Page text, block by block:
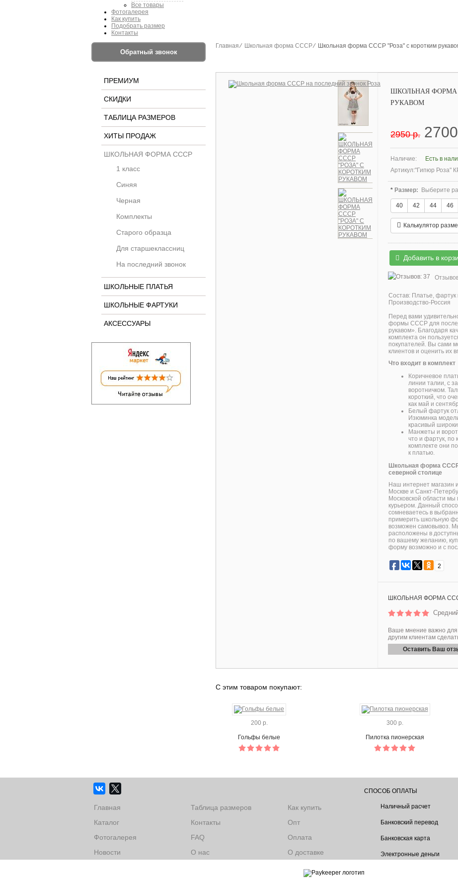
Все товары
Фотогалерея
Как купить
Подобрать размер
Контакты
Обратный звонок
ПРЕМИУМ
СКИДКИ
ТАБЛИЦА РАЗМЕРОВ
ХИТЫ ПРОДАЖ
ШКОЛЬНАЯ ФОРМА СССР
1 класс
Синяя
Черная
Комплекты
Старого образца
Для старшеклассниц
На последний звонок
ШКОЛЬНЫЕ ПЛАТЬЯ
ШКОЛЬНЫЕ ФАРТУКИ
АКСЕССУАРЫ
Главная⁄ Школьная форма СССР⁄ Школьная форма СССР "Роза" с коротким
ШКОЛЬНАЯ ФОРМА
РУКАВОМ
2950 р.
Наличие:
Есть в
Артикул:"Гипюр Роза"
* Размер: Выберите
40 42 44 46
Калькулятор
Добавить в
Состав: Платье,
Производство-Россия
Перед вами
формы СССР для
рукавом». Благодаря
комплекта он
покупателей. Вы сами
клиентов и оценить их
Что входит в комплект
Коричневое
линии талии, с
воротничком.
короткий, что
как май и
Белый фартук
Изюминка
красивый
Манжеты и
что и фартук, по
комплекте они
к платью.
Школьная форма
северной столице
Наш интернет магазин
Москве и Санкт-
Московской области
курьером. Данный
сомневаетесь в
примерить школьную
возможен самовывоз.
расположены в
по вашему желанию,
форму возможно и с
2
ШКОЛЬНАЯ ФОРМА
Ваше мнение важно
другим клиентам
Оставить Ваш
С этим товаром покупают:
200 р.
Гольфы белые
300 р.
Пилотка пионерская
Главная
Каталог
Фотогалерея
Новости
Таблица размеров
Контакты
FAQ
О нас
Как купить
Опт
Оплата
О доставке
СПОСОБ ОПЛАТЫ
Наличный расчет
Банковский перевод
Банковская карта
Электронные деньги